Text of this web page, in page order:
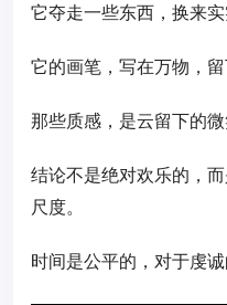
它夺走一些东西，换来实
它的画笔，写在万物，留
那些质感，是云留下的微
结论不是绝对欢乐的，
尺度。
时间是公平的，对于虔